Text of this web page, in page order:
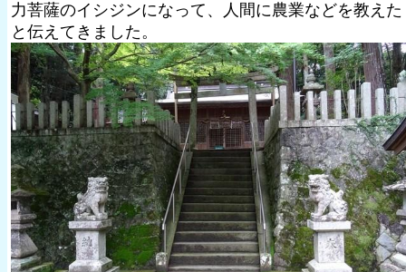
力菩薩のイシジンになって、人間に農業などを教えた
と伝えてきました。